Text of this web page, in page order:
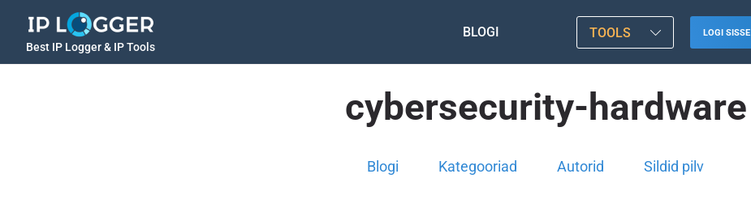
Best IP Logger & IP Tools
BLOGI TOOLS LOGI SISSE
cybersecurity-hardware
Blogi Kategooriad Autorid Sildid pilv